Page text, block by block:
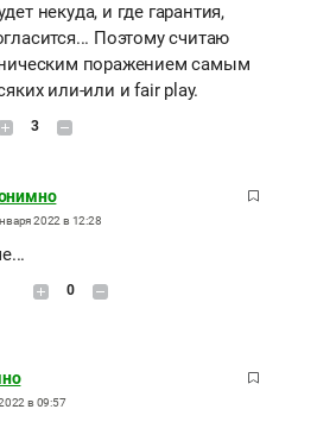
некуда, и где гарантия,
Поэтому считаю
поражением самым
или-или и fair play.
3
2022 в 12:28
0
в 09:57